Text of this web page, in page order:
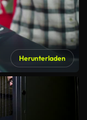
Herunterladen